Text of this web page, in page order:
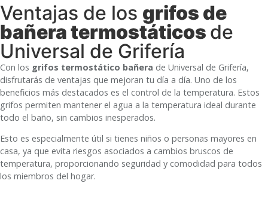
Ventajas de los grifos de
bañera termostáticos de
Universal de Grifería
Con los grifos termostático bañera de Universal de Grifería,
disfrutarás de ventajas que mejoran tu día a día. Uno de los
beneficios más destacados es el control de la temperatura. Estos
grifos permiten mantener el agua a la temperatura ideal durante
todo el baño, sin cambios inesperados.
Esto es especialmente útil si tienes niños o personas mayores en
casa, ya que evita riesgos asociados a cambios bruscos de
temperatura, proporcionando seguridad y comodidad para todos
los miembros del hogar.